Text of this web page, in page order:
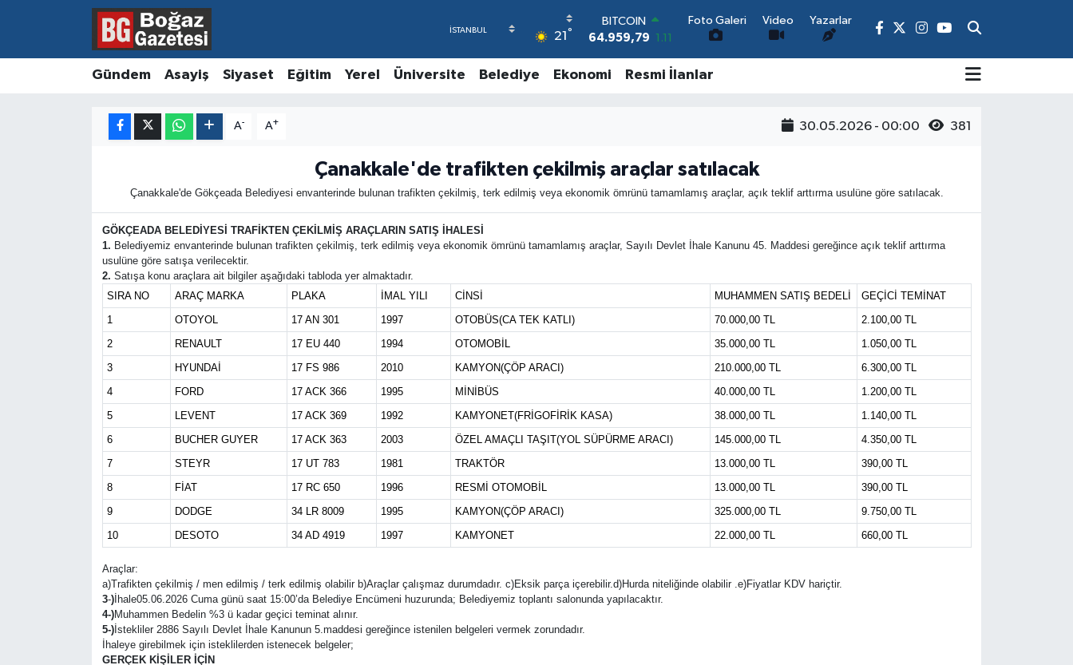
21 °
BITCOIN
64.959,79 1.11
47,7436 0.18
6660.55 0.03
BİST100
Foto Galeri Video Yazarlar
Gündem Asayiş Siyaset Eğitim Yerel Üniversite Belediye Ekonomi Resmi İlanlar
A- A+ 30.05.2026 - 00:00 381
Çanakkale'de trafikten çekilmiş araçlar satılacak
Çanakkale'de Gökçeada Belediyesi envanterinde bulunan trafikten çekilmiş, terk edilmiş veya ekonomik ömrünü tamamlamış araçlar, açık teklif arttırma usulüne göre satılacak.
GÖKÇEADA BELEDİYESİ TRAFİKTEN ÇEKİLMİŞ ARAÇLARIN SATIŞ İHALESİ
1. Belediyemiz envanterinde bulunan trafikten çekilmiş, terk edilmiş veya ekonomik ömrünü tamamlamış araçlar, Sayılı Devlet İhale Kanunu 45. Maddesi gereğince açık teklif arttırma
usulüne göre satışa verilecektir.
2. Satışa konu araçlara ait bilgiler aşağıdaki tabloda yer almaktadır.
SIRA NO
ARAÇ MARKA PLAKA İMAL YILI CİNSİ MUHAMMEN SATIŞ BEDELİ
GEÇİCİ TEMİNAT
1
OTOYOL 17 AN 301 1997 OTOBÜS(CA TEK KATLI) 70.000,00 TL
2.100,00 TL
2
RENAULT 17 EU 440 1994 OTOMOBİL 35.000,00 TL
1.050,00 TL
3
HYUNDAİ 17 FS 986 2010 KAMYON(ÇÖP ARACI) 210.000,00 TL
6.300,00 TL
4
FORD 17 ACK 366 1995 MİNİBÜS 40.000,00 TL
1.200,00 TL
5
LEVENT 17 ACK 369 1992 KAMYONET(FRİGOFİRİK KASA) 38.000,00 TL
1.140,00 TL
6
BUCHER GUYER 17 ACK 363 2003 ÖZEL AMAÇLI TAŞIT(YOL SÜPÜRME ARACI) 145.000,00 TL
4.350,00 TL
7
STEYR 17 UT 783 1981 TRAKTÖR 13.000,00 TL
390,00 TL
8
FİAT 17 RC 650 1996 RESMİ OTOMOBİL 13.000,00 TL
390,00 TL
9
DODGE 34 LR 8009 1995 KAMYON(ÇÖP ARACI) 325.000,00 TL
9.750,00 TL
10
DESOTO 34 AD 4919 1997 KAMYONET 22.000,00 TL 660,00 TL
Araçlar:
a)Trafikten çekilmiş / men edilmiş / terk edilmiş olabilir b)Araçlar çalışmaz durumdadır. c)Eksik parça içerebilir.d)Hurda niteliğinde olabilir .e)Fiyatlar KDV hariçtir.
3-)İhale05.06.2026 Cuma günü saat 15:00’da Belediye Encümeni huzurunda; Belediyemiz toplantı salonunda yapılacaktır.
4-)Muhammen Bedelin %3 ü kadar geçici teminat alınır.
5-)İstekliler 2886 Sayılı Devlet İhale Kanunun 5.maddesi gereğince istenilen belgeleri vermek zorundadır.
İhaleye girebilmek için isteklilerden istenecek belgeler;
GERÇEK KİŞİLER İÇİN
Asayiş
Kültür ve Sanat
Resmi İlanlar
Hava Durumu
Süper Lig Puan Durumu ve Fikstür
Son Dakika Haberleri
Haber Arşivi